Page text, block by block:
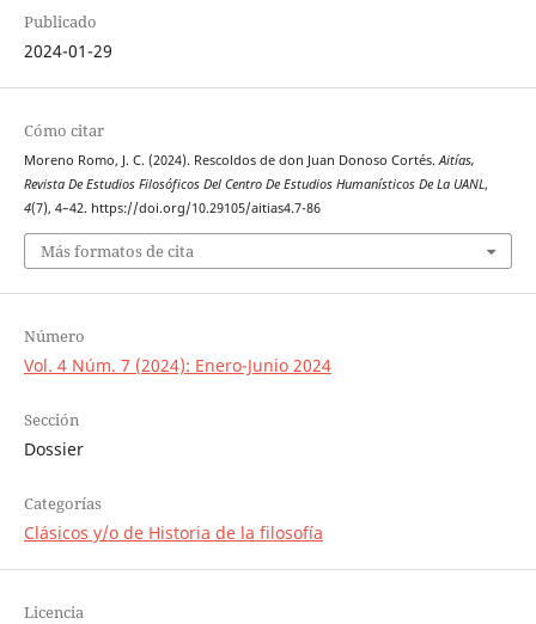
Publicado
2024-01-29
Cómo citar
Moreno Romo, J. C. (2024). Rescoldos de don Juan Donoso Cortés.Aitías,
Revista De Estudios Filosóficos Del Centro De Estudios Humanísticos De La UANL,
4(7), 4–42. https://doi.org/10.29105/aitias4.7-86
Más formatos de cita
Número
Vol. 4 Núm. 7 (2024): Enero-Junio 2024
Sección
Dossier
Categorías
Clásicos y/o de Historia de la filosofía
Licencia